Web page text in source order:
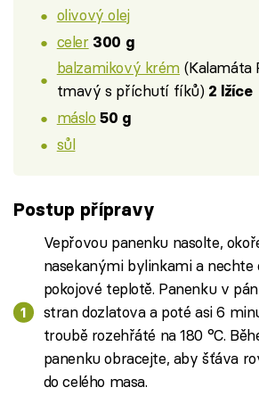
olivový olej
celer 300 g
balzamikový krém (Kalamáta
tmavý s příchutí fíků) 2 lžíce
máslo 50 g
sůl
Postup přípravy
Vepřovou panenku nasolte,
nasekanými bylinkami a
pokojové teplotě. Panenku v
stran dozlatova a poté asi 6
troubě rozehřáté na 180 °C.
panenku obracejte, aby šťáva
do celého masa.